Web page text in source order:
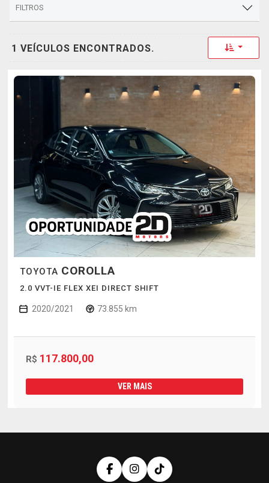
FILTROS
1 VEÍCULOS ENCONTRADOS. Toggle
TOYOTA COROLLA
2.0 VVT-IE FLEX XEI DIRECT SHIFT
2020/2021 73.855 km
R$ 117.800,00
VER MAIS